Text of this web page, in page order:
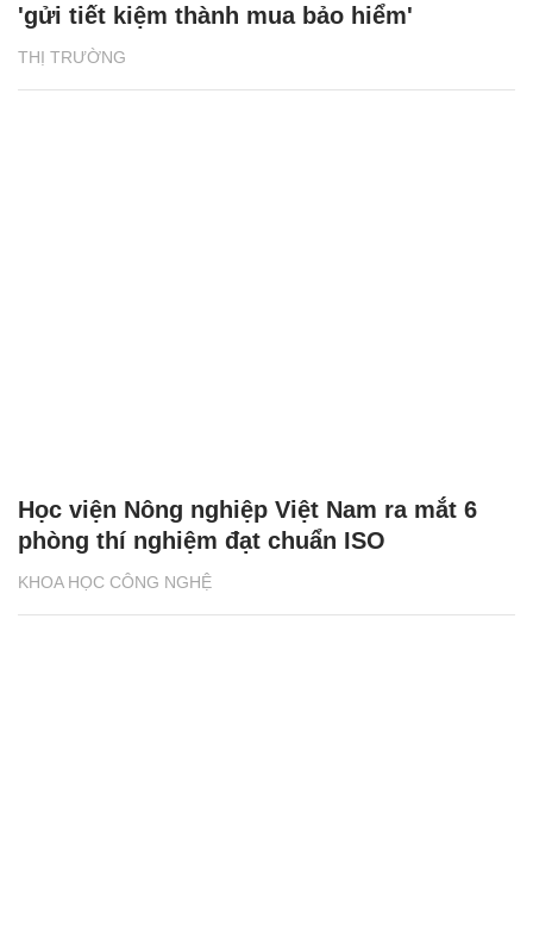
THỊ TRƯỜNG
'gửi tiết kiệm thành mua bảo hiểm'
KHOA HỌC CÔNG NGHỆ
Học viện Nông nghiệp Việt Nam ra mắt 6
phòng thí nghiệm đạt chuẩn ISO